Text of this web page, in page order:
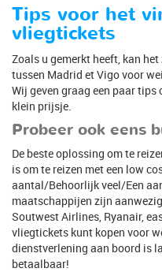
Tips voor het
vliegtickets
Zoals u gemerkt heeft, kan
tussen Madrid et Vigo voor
Wij geven graag een paar tips
klein prijsje.
Probeer ook eens
De beste oplossing om te
is om te reizen met een low
aantal/Behoorlijk veel/Een
maatschappijen zijn
Soutwest Airlines, Ryanair,
vliegtickets kunt kopen voor
dienstverlening aan boord is
betaalbaar!